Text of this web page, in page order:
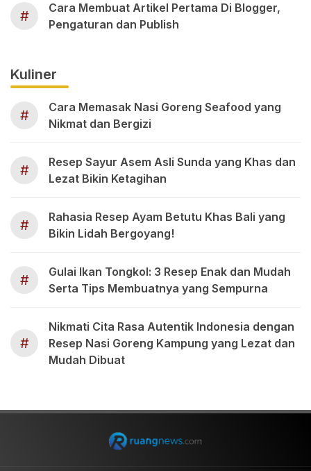
#
Cara Membuat Artikel Pertama Di Blogger,
Pengaturan dan Publish
Kuliner
#
Cara Memasak Nasi Goreng Seafood yang
Nikmat dan Bergizi
#
Resep Sayur Asem Asli Sunda yang Khas dan
Lezat Bikin Ketagihan
#
Rahasia Resep Ayam Betutu Khas Bali yang
Bikin Lidah Bergoyang!
#
Gulai Ikan Tongkol: 3 Resep Enak dan Mudah
Serta Tips Membuatnya yang Sempurna
#
Nikmati Cita Rasa Autentik Indonesia dengan
Resep Nasi Goreng Kampung yang Lezat dan
Mudah Dibuat